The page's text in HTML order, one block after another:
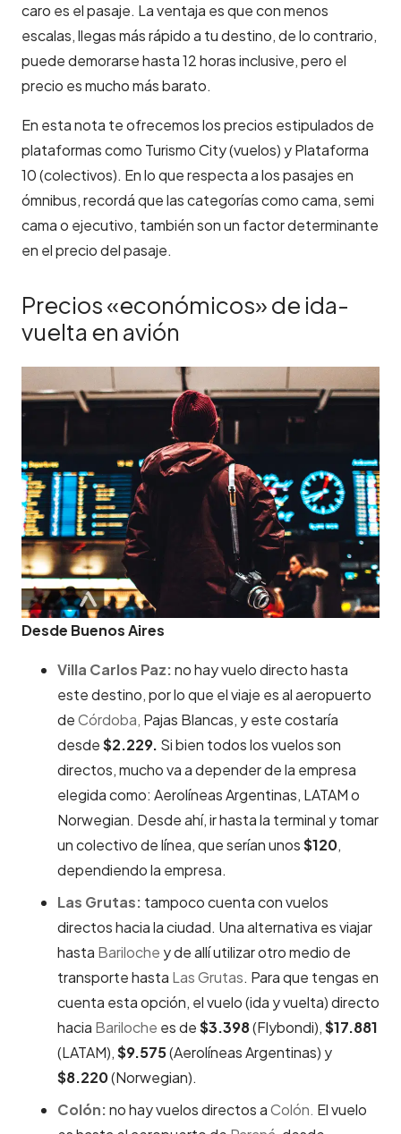
caro es el pasaje. La ventaja es que con menos
escalas, llegas más rápido a tu destino, de lo contrario,
puede demorarse hasta 12 horas inclusive, pero el
precio es mucho más barato.
En esta nota te ofrecemos los precios estipulados de
plataformas como Turismo City (vuelos) y Plataforma
10 (colectivos). En lo que respecta a los pasajes en
ómnibus, recordá que las categorías como cama, semi
cama o ejecutivo, también son un factor determinante
en el precio del pasaje.
Precios «económicos» de ida-
vuelta en avión
Desde Buenos Aires
Villa Carlos Paz:no hay vuelo directo hasta
este destino, por lo que el viaje es al aeropuerto
deCórdoba, Pajas Blancas, y este costaría
desde$2.229. Si bien todos los vuelos son
directos, mucho va a depender de la empresa
elegida como: Aerolíneas Argentinas, LATAM o
Norwegian. Desde ahí, ir hasta la terminal y tomar
un colectivo de línea, que serían unos$120,
dependiendo la empresa.
Las Grutas: tampoco cuenta con vuelos
directos hacia la ciudad. Una alternativa es viajar
hasta Bariloche y de allí utilizar otro medio de
transporte hasta Las Grutas. Para que tengas en
cuenta esta opción, el vuelo (ida y vuelta) directo
hacia Bariloche es de$3.398(Flybondi),$17.881
(LATAM),$9.575(Aerolíneas Argentinas) y
$8.220(Norwegian).
Colón:no hay vuelos directos aColón. El vuelo